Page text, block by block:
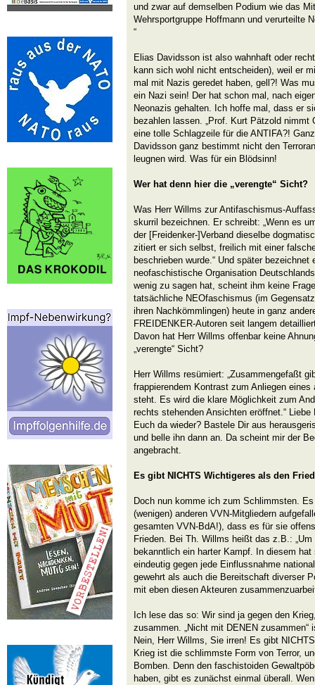
und zwar auf demselben Podium wie das
Wehrsportgruppe Hoffmann und verurteilte
“
Elias Davidsson ist also wahnhaft oder
kann sich wohl nicht entscheiden), weil er
mal mit Nazis geredet haben, gell?! Was
ein Nazi sein! Der hat schon mal, nach
Neonazis gehalten. Ich hoffe mal, dass er
bezahlen lassen. „Prof. Kurt Pätzold nimmt
eine tolle Schlagzeile für die ANTIFA?!
Davidsson ganz bestimmt nicht den
leugnen wird. Was für ein Blödsinn!
Wer hat denn hier die „verengte“ Sicht?
Was Herr Willms zur Antifaschismus-
skurril bezeichnen. Er schreibt: „Wenn es
der [Freidenker-]Verband dieselbe
zitiert er sich selbst, freilich mit einer
beschrieben wurde.“ Und später bezeichnet
neofaschistische Organisation
wenig zu sagen hat, scheint ihm keine
tatsächliche NEOfaschismus (im
ihren Nachkömmlingen) heute in ganz
FREIDENKER-Autoren seit langem
Davon hat Herr Willms offenbar keine
„verengte“ Sicht?
Herr Willms resümiert: „Zusammengefaßt
frappierendem Kontrast zum Anliegen
steht. Es wird die klare Möglichkeit zum
rechts stehenden Ansichten eröffnet.“
Euch da wieder? Bastele Dir aus
und belle ihn dann an. Da scheint mir der
angebracht.
Es gibt NICHTS Wichtigeres als den
Doch nun komme ich zum Schlimmsten.
(wenigen) anderen VVN-Mitgliedern
gesamten VVN-BdA!), dass es für sie
Frieden. Bei Th. Willms heißt das z.B.:
bekanntlich ein harter Kampf. In diesem
eindeutig gegen jede Einflussnahme
gewehrt als auch die Bereitschaft diverser
mit eben diesen Akteuren
Ich lese das so: Wir sind ja gegen den
zusammen. „Nicht mit DENEN
Nein, Herr Willms, Sie irren! Es gibt
Krieg ist die schlimmste Form von Terror,
Bomben. Denn den faschistoiden
haben, gibt es zunächst einmal überall.